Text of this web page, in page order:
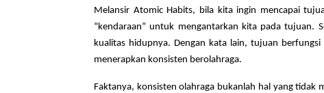
Melansir Atomic Habits, bila kita ingin mencapai
“kendaraan” untuk mengantarkan kita pada tujuan.
kualitas hidupnya. Dengan kata lain, tujuan
menerapkan konsisten berolahraga.
Faktanya, konsisten olahraga bukanlah hal yang